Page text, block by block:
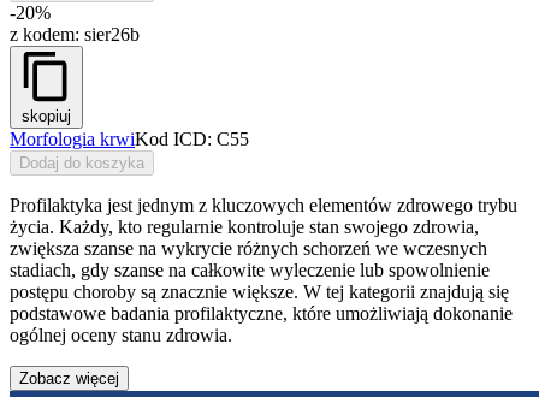
-20%
z kodem: sier26b
skopiuj
Morfologia krwiKod ICD: C55
Dodaj do koszyka
Profilaktyka jest jednym z kluczowych elementów zdrowego trybu
życia. Każdy, kto regularnie kontroluje stan swojego zdrowia,
zwiększa szanse na wykrycie różnych schorzeń we wczesnych
stadiach, gdy szanse na całkowite wyleczenie lub spowolnienie
postępu choroby są znacznie większe. W tej kategorii znajdują się
podstawowe badania profilaktyczne, które umożliwiają dokonanie
ogólnej oceny stanu zdrowia.
Zobacz więcej